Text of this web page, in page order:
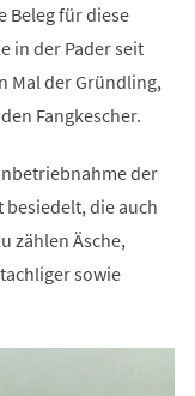
Beleg für diese
in der Pader seit
Mal der Gründling,
Fangkescher.
der
die auch
zählen Äsche,
sowie